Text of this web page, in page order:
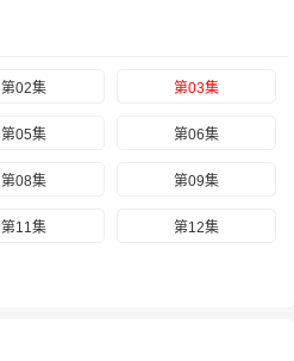
第02集 第03集
第05集 第06集
第08集 第09集
第11集 第12集